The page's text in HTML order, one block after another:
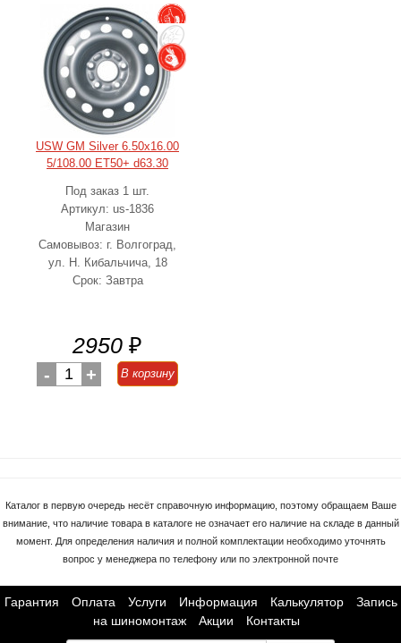
USW GM Silver 6.50x16.00
5/108.00 ET50+ d63.30
Под заказ 1 шт.
Артикул: us-1836
Магазин
Самовывоз: г. Волгоград,
ул. Н. Кибальчича, 18
Срок: Завтра
2950 ₽
- 1 + В корзину
Каталог в первую очередь несёт справочную информацию, поэтому обращаем Ваше
внимание, что наличие товара в каталоге не означает его наличие на складе в данный
момент. Для определения наличия и полной комплектации необходимо уточнять
вопрос у менеджера по телефону или по электронной почте
Гарантия Оплата Услуги Информация Калькулятор
Запись
на шиномонтаж
Акции Контакты